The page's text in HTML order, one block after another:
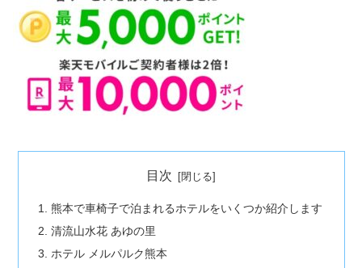
目次
熊本で車椅子で泊まれるホテルをいくつか紹介します
清流山水花 あゆの里
ホテル メルパルク熊本